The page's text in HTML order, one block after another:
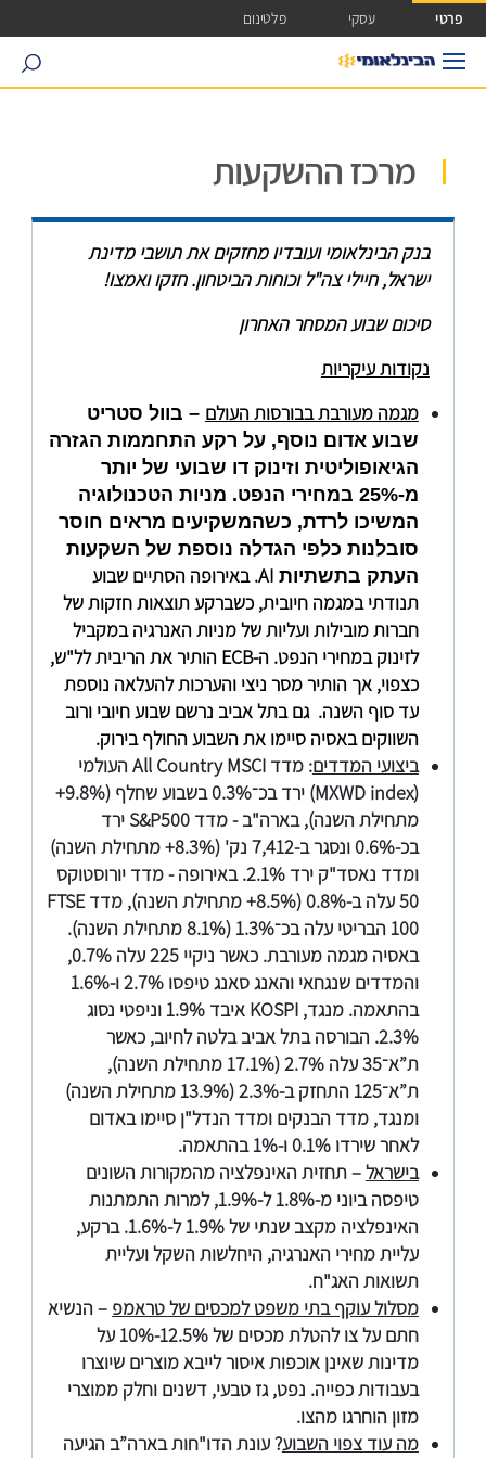
גישה ישירה לכפתור כניסה לחשבונך
פרטי עסקי פלטינום
search
מרכז ההשקעות
בנק הבינלאומי ועובדיו מחזקים את תושבי מדינת
ישראל, חיילי צה"ל וכוחות הביטחון. חזקו ואמצו!
סיכום שבוע המסחר האחרון
נקודות עיקריות
מגמה מעורבת בבורסות העולם – בוול סטריט
שבוע אדום נוסף, על רקע התחממות הגזרה
הגיאופוליטית וזינוק דו שבועי של יותר
מ-25% במחירי הנפט. מניות הטכנולוגיה
המשיכו לרדת, כשהמשקיעים מראים חוסר
סובלנות כלפי הגדלה נוספת של השקעות
העתק בתשתיותAI. באירופה הסתיים שבוע
תנודתי במגמה חיובית, כשברקע תוצאות חזקות של
חברות מובילות ועליות של מניות האנרגיה במקביל
לזינוק במחירי הנפט. ה-ECB הותיר את הריבית לל"ש,
כצפוי, אך הותיר מסר ניצי והערכות להעלאה נוספת
עד סוף השנה. גם בתל אביב נרשם שבוע חיובי ורוב
השווקים באסיה סיימו את השבוע החולף בירוק.
ביצועי המדדים: מדדAll Country MSCI העולמי
(
MXWD index
) ירד בכ־0.3% בשבוע שחלף (9.8%+
מתחילת השנה), בארה"ב - מדדS&P500 ירד
בכ-0.6% ונסגר ב-7,412 נק' (8.3%+ מתחילת השנה)
ומדד נאסד"ק ירד 2.1%. באירופה - מדד יורוסטוקס
50 עלה ב-0.8% (8.5%+ מתחילת השנה), מדד
FTSE
100
הבריטי עלה בכ־1.3% (8.1% מתחילת השנה).
באסיה מגמה מעורבת. כאשר ניקיי 225 עלה 0.7%,
והמדדים שנגחאי והאנג סאנג טיפסו 2.7% ו-1.6%
בהתאמה. מנגד,KOSPI
איבד 1.9% וניפטי נסוג
2.3%. הבורסה בתל אביב בלטה לחיוב, כאשר
ת”א־35 עלה 2.7% (17.1% מתחילת השנה),
ת”א־125 התחזק ב-2.3% (13.9% מתחילת השנה)
ומנגד, מדד הבנקים ומדד הנדל"ן סיימו באדום
לאחר שירדו 0.1% ו-1% בהתאמה.
בישראל– תחזית האינפלציה מהמקורות השונים
טיפסה ביוני מ-1.8% ל-1.9%, למרות התמתנות
האינפלציה מקצב שנתי של 1.9% ל-1.6%. ברקע,
עליית מחירי האנרגיה, היחלשות השקל ועליית
תשואות האג"ח.
מסלול עוקף בתי משפט למכסים של טראמפ – הנשיא
חתם על צו להטלת מכסים של 12.5%-10% על
מדינות שאינן אוכפות איסור לייבא מוצרים שיוצרו
בעבודות כפייה. נפט, גז טבעי, דשנים וחלק ממוצרי
מזון הוחרגו מהצו.
מה עוד צפוי השבוע? עונת הדו"חות בארה”ב הגיעה